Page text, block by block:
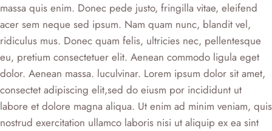
massa quis enim. Donec pede justo, fringilla vitae, eleifend
acer sem neque sed ipsum. Nam quam nunc, blandit vel,
ridiculus mus. Donec quam felis, ultricies nec, pellentesque
eu, pretium consectetuer elit. Aenean commodo ligula eget
dolor. Aenean massa. luculvinar. Lorem ipsum dolor sit amet,
consectet adipiscing elit,sed do eiusm por incididunt ut
labore et dolore magna aliqua. Ut enim ad minim veniam, quis
nostrud exercitation ullamco laboris nisi ut aliquip ex ea sint